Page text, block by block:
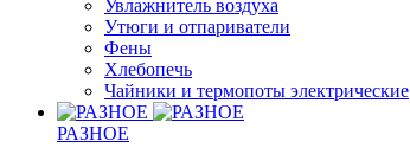
Увлажнитель воздуха
Утюги и отпариватели
Фены
Хлебопечь
Чайники и термопоты электрические
РАЗНОЕ